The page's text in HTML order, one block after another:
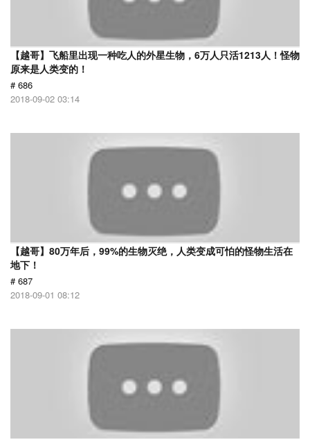
【越哥】飞船里出现一种吃人的外星生物，6万人只活1213人！怪物
原来是人类变的！
# 686
2018-09-02 03:14
【越哥】80万年后，99%的生物灭绝，人类变成可怕的怪物生活在
地下！
# 687
2018-09-01 08:12